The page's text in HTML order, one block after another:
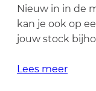
Nieuw in in de
kan je ook op
jouw stock
Lees meer